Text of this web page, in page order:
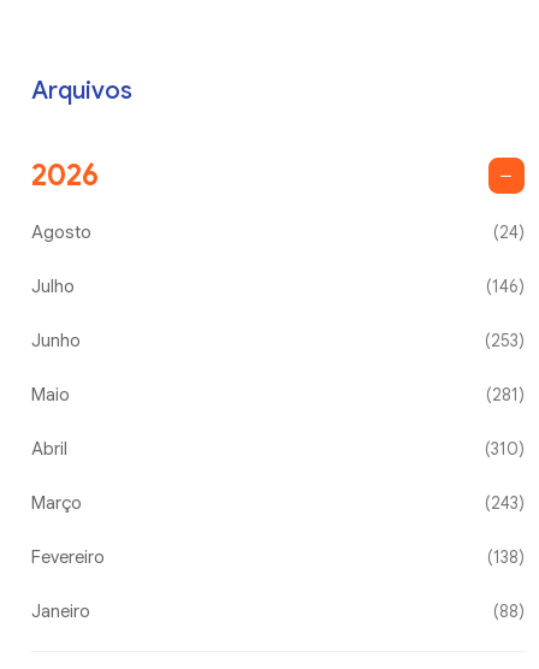
Arquivos
2026
Agosto (24)
Julho (146)
Junho (253)
Maio (281)
Abril (310)
Março (243)
Fevereiro (138)
Janeiro (88)